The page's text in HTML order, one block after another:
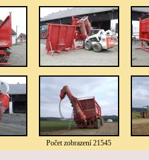
Počet zobrazení 21545